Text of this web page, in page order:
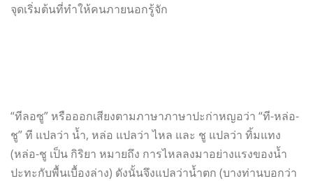
จุดเริ่มต้นที่ทำให้คนภายนอกรู้จัก
“ทีลอซู” หรือออกเสียงตามภาษาภาษาปะก่าหญอว่า “ที-หล่อ-
ชู” ที แปลว่า น้ำ, หล่อ แปลว่า ไหล และ ชู แปลว่า ทิ้มแทง
(หล่อ-ชู เป็น กิริยา หมายถึง การไหลลงมาอย่างแรงของน้ำ
ปะทะกับพื้นเบื้องล่าง) ดังนั้นจึงแปลว่าน้ำตก (บางท่านบอกว่า